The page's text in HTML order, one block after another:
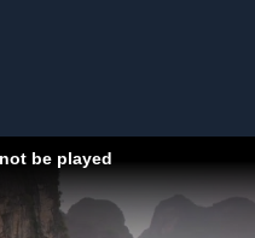
be played